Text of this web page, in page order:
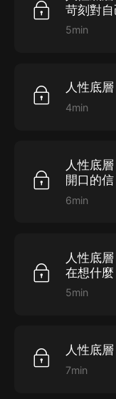
苛刻對
5min
人性底
4min
人性底
開口的
6min
人性底
在想什麼
5min
人性底
7min